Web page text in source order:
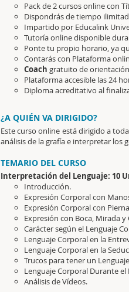
Pack de 2 cursos online con
Dispondrás de tiempo
Impartido por Educalink
Tutoría online disponible
Ponte tu propio horario, ya
Contarás con Plataforma
Coach gratuito de
Plataforma accesible las 24
Diploma acreditativo al
¿A QUIÉN VA DIRIGIDO?
Este curso online está dirigido a
análisis de la grafía e interpretar los
TEMARIO DEL CURSO
Interpretación del Lenguaje: 10
Introducción.
Expresión Corporal con
Expresión Corporal con
Expresión con Boca, Mirada y
Carácter según el Lenguaje
Lenguaje Corporal en la
Lenguaje Corporal en la
Trucos para tener un
Lenguaje Corporal Durante el
Análisis de Vídeos.